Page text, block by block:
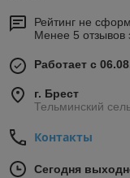
Рейтинг не
Менее 5 отзывов
Работает с
г. Брест
Тельминский
Контакты
Сегодня